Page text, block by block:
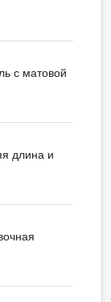
с матовой
длина и